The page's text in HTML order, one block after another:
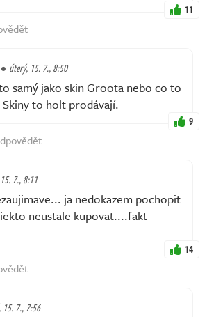
11
úterý, 15. 7., 8:50
samý jako skin Groota nebo co to
Skiny to holt prodávají.
9
7., 8:11
ja nedokazem pochopit
neustale kupovat....fakt
14
15. 7., 7:56